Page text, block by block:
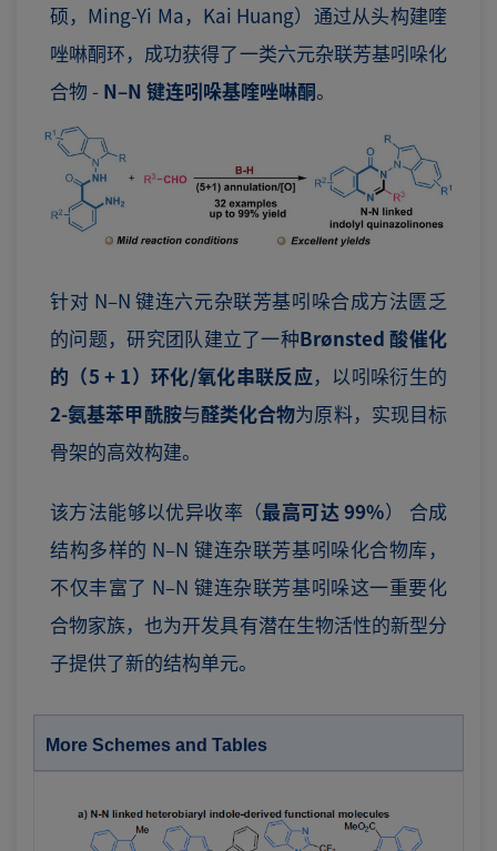
硕，Ming-Yi Ma，Kai Huang）通过从头构建喹
唑啉酮环，成功获得了一类六元杂联芳基吲哚化
合物 - N–N 键连吲哚基喹唑啉酮。
针对 N–N 键连六元杂联芳基吲哚合成方法匮乏
的问题，研究团队建立了一种Brønsted 酸催化
的（5 + 1）环化/氧化串联反应，以吲哚衍生的
2-氨基苯甲酰胺与醛类化合物为原料，实现目标
骨架的高效构建。
该方法能够以优异收率（最高可达 99%） 合成
结构多样的 N–N 键连杂联芳基吲哚化合物库，
不仅丰富了 N–N 键连杂联芳基吲哚这一重要化
合物家族，也为开发具有潜在生物活性的新型分
子提供了新的结构单元。
More Schemes and Tables